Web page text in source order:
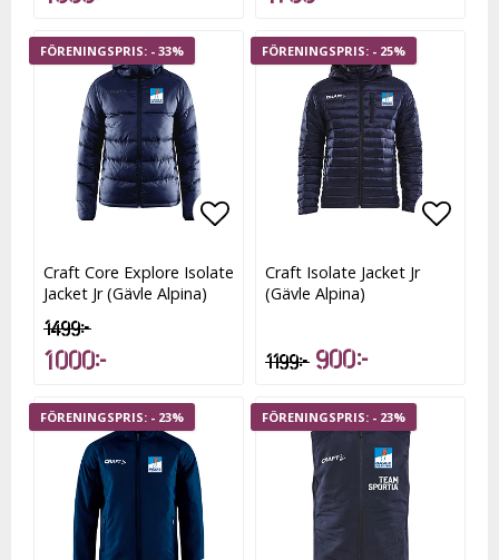
- 33%
Lägg till i favoritlistan
Craft Core Explore Isolate
Jacket Jr (Gävle Alpina)
1 499 kr
1 000 kr
- 25%
Craft Isolate Jacket Jr
(Gävle Alpina)
1 199 kr 900 kr
- 23% - 23%